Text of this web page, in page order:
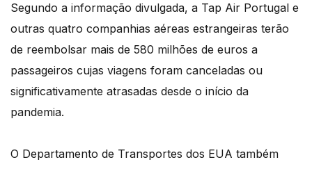
Segundo a informação divulgada, a Tap Air Portugal e
outras quatro companhias aéreas estrangeiras terão
de reembolsar mais de 580 milhões de euros a
passageiros cujas viagens foram canceladas ou
significativamente atrasadas desde o início da
pandemia.
O Departamento de Transportes dos EUA também